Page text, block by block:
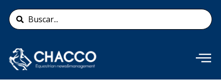
contenido
Search
...
Añade aquí tu texto de
cabecera